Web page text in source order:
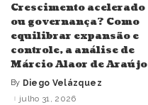
Crescimento acelerado
ou governança? Como
equilibrar expansão e
controle, a análise de
Márcio Alaor de Araújo
Posted
by
By Diego Velázquez
julho 31, 2026